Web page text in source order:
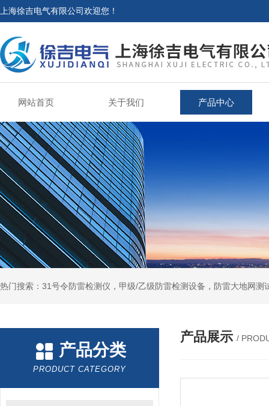
上海徐吉电气有限公司欢迎您！
网站首页 关于我们 产品中心
热门搜索：31号令防雷检测仪，甲级/乙级防雷检测设备，防雷大地网
产品分类
PRODUCT CATEGORY
产品展示 /